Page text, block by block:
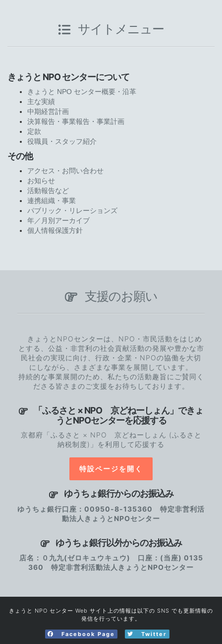
サイトメニュー
きょうと NPO センターについて
きょうと NPO センター概要・沿革
主な実績
中期経営計画
決算報告・事業報告・事業計画
定款
役職員・スタッフ紹介
その他
アクセス・お問い合わせ
お知らせ
活動報告など
連携組織・事業
パブリック・リレーションズ
年／月別アーカイブ
個人情報保護方針
支援のお願い
きょうとNPOセンターは、NPO・市民活動をはじめ
とする、公益・非営利の社会貢献活動の発展や豊かな市
民社会の実現に向け、行政・企業・NPOの協働を大切
にしながら、さまざまな事業を展開しています。
持続的な事業展開のため、私たちの活動趣旨にご賛同く
ださる皆さまのご支援をお待ちしております。
「ふるさと × NPO 京どねーしょん」できょ
うとNPOセンターを応援する
京都府「ふるさと × NPO 京どねーしょん (ふるさと
納税制度)」を利用して応援する
特設ページを開く
ゆうちょ銀行からのお振込み
ゆうちょ銀行口座：00950-8-135360 特定非営利活
動法人きょうとNPOセンター
ゆうちょ銀行以外からのお振込み
店名：０九九(ゼロキュウキュウ) 口座：(当座) 0135
360 特定非営利活動法人きょうとNPOセンター
きょうと NPO センター Web サイト上の情報は以下の SNS でも更新情報の
発信を行っています。
Facebook Page Twitter